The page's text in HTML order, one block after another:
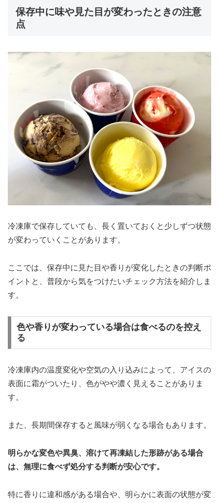
保存中に味や見た目が変わったときの注意
点
冷凍庫で保存していても、長く置いておくと少しずつ状態
が変わっていくことがあります。
ここでは、保存中に見た目や香りが変化したときの判断ポ
イントと、普段から気をつけたいチェック方法を紹介しま
す。
色や香りが変わっている場合は食べるのを控え
る
冷凍庫内の温度変化や空気の入り込みによって、アイスの
表面に霜がついたり、色がやや濃く見えることがありま
す。
また、長期間保存すると風味が弱くなる場合もあります。
明らかな変色や異臭、溶けて再凍結した形跡がある場合
は、無理に食べず処分する判断が安心です。
特に香りに違和感がある場合や、明らかに表面の状態が変